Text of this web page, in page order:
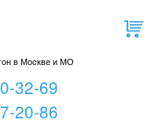
в Москве и МО
32-69
20-86